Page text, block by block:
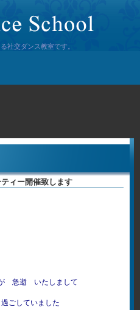
社交ダンス教室です。
ィー開催致します
急逝 いたしまして
ごしていました